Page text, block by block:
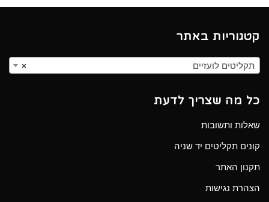
קטגוריות באתר
× תקליטים לועזיים
כל מה שצריך לדעת
שאלות ותשובות
קונים תקליטים יד שניה
תקנון האתר
הצהרת נגישות